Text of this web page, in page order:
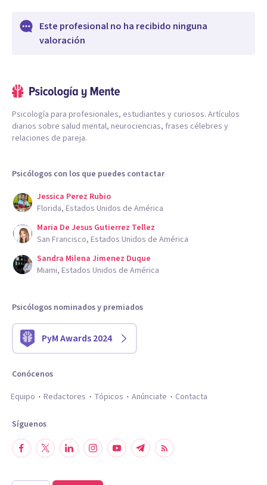
Este profesional no ha recibido ninguna
valoración
Psicología para profesionales, estudiantes y curiosos. Artículos
diarios sobre salud mental, neurociencias, frases célebres y
relaciones de pareja.
Psicólogos con los que puedes contactar
Jessica Perez Rubio
Florida, Estados Unidos de América
Maria De Jesus Gutierrez Tellez
San Francisco, Estados Unidos de América
Sandra Milena Jimenez Duque
Miami, Estados Unidos de América
Psicólogos nominados y premiados
PyM Awards 2024
Conócenos
Equipo
Redactores Tópicos Anúnciate Contacta
Síguenos